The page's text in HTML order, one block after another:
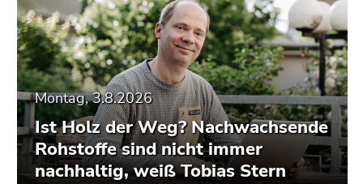
Montag, 3.8.2026
Ist Holz der Weg? Nachwachsende
Rohstoffe sind nicht immer
nachhaltig, weiß Tobias Stern